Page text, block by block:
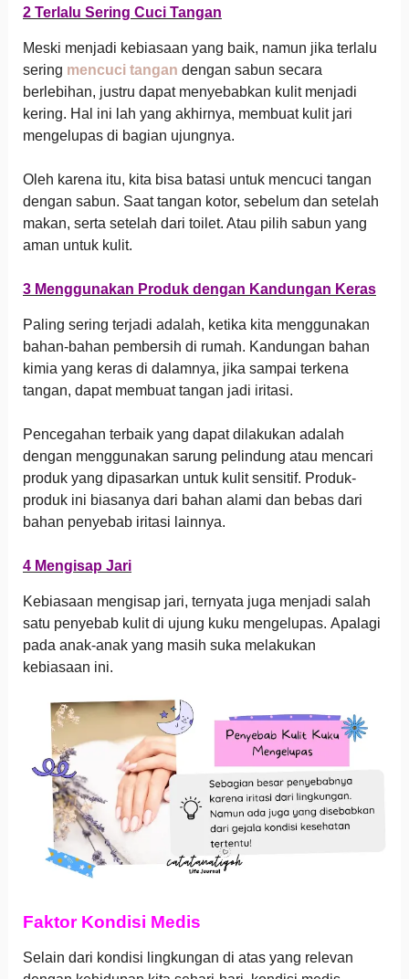
2 Terlalu Sering Cuci Tangan
Meski menjadi kebiasaan yang baik, namun jika terlalu
sering mencuci tangan dengan sabun secara
berlebihan, justru dapat menyebabkan kulit menjadi
kering. Hal ini lah yang akhirnya, membuat kulit jari
mengelupas di bagian ujungnya.
Oleh karena itu, kita bisa batasi untuk mencuci tangan
dengan sabun. Saat tangan kotor, sebelum dan setelah
makan, serta setelah dari toilet. Atau pilih sabun yang
aman untuk kulit.
3 Menggunakan Produk dengan Kandungan Keras
Paling sering terjadi adalah, ketika kita menggunakan
bahan-bahan pembersih di rumah. Kandungan bahan
kimia yang keras di dalamnya, jika sampai terkena
tangan, dapat membuat tangan jadi iritasi.
Pencegahan terbaik yang dapat dilakukan adalah
dengan menggunakan sarung pelindung atau mencari
produk yang dipasarkan untuk kulit sensitif. Produk-
produk ini biasanya dari bahan alami dan bebas dari
bahan penyebab iritasi lainnya.
4 Mengisap Jari
Kebiasaan mengisap jari, ternyata juga menjadi salah
satu penyebab kulit di ujung kuku mengelupas. Apalagi
pada anak-anak yang masih suka melakukan
kebiasaan ini.
Faktor Kondisi Medis
Selain dari kondisi lingkungan di atas yang relevan